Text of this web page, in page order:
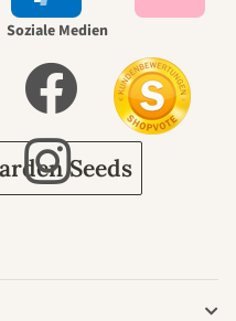
den
Seeds
Soziale Medien